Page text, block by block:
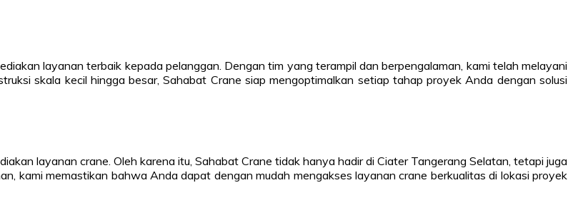
layanan terbaik kepada pelanggan. Dengan tim yang terampil dan berpengalaman, kami telah melayani
skala kecil hingga besar, Sahabat Crane siap mengoptimalkan setiap tahap proyek Anda dengan solusi
layanan crane. Oleh karena itu, Sahabat Crane tidak hanya hadir di Ciater Tangerang Selatan, tetapi juga
kami memastikan bahwa Anda dapat dengan mudah mengakses layanan crane berkualitas di lokasi proyek